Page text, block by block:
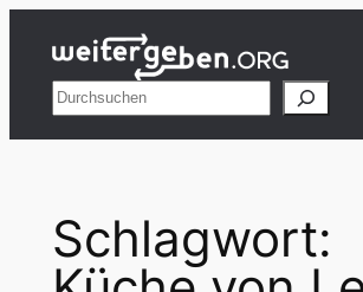
Inhalt
springenSuchen
Schlagwort: